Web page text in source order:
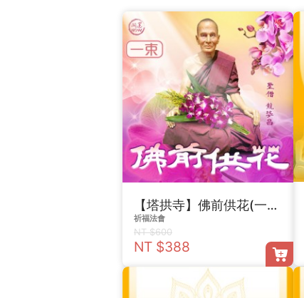
【塔拱寺】佛前供花(一束)
祈福法會
NT $600
NT $388